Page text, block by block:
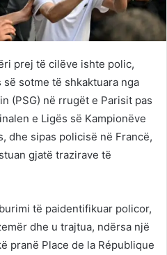
prej të cilëve ishte polic,
sotme të shkaktuara nga
(PSG) në rrugët e Parisit pas
e Ligës së Kampionëve
dhe sipas policisë në Francë,
gjatë trazirave të
të paidentifikuar policor,
dhe u trajtua, ndërsa një
pranë Place de la République